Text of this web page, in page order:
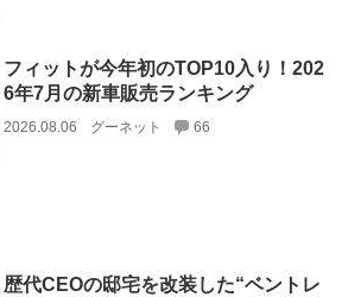
フィットが今年初のTOP10入り！202
6年7月の新車販売ランキング
2026.08.06 グーネット 66
歴代CEOの邸宅を改装した“ベントレ